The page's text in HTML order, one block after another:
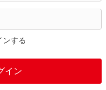
ンする
イン